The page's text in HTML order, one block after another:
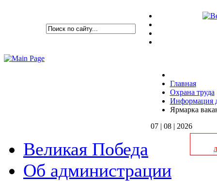
Главная
Охрана труда
Информация
Ярмарка
07 | 08 | 2026
Великая Победа
Об администрации